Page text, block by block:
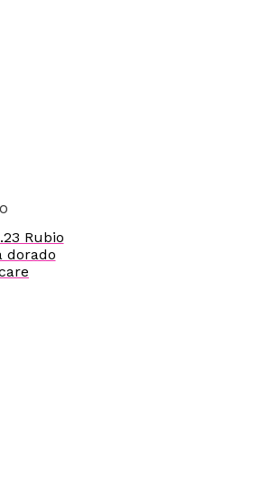
Rubio
dorado